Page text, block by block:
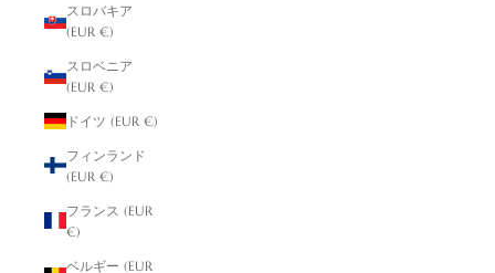
スロバキア
(EUR €)
スロベニア
(EUR €)
ドイツ (EUR €)
フィンランド
(EUR €)
フランス (EUR
€)
ベルギー (EUR